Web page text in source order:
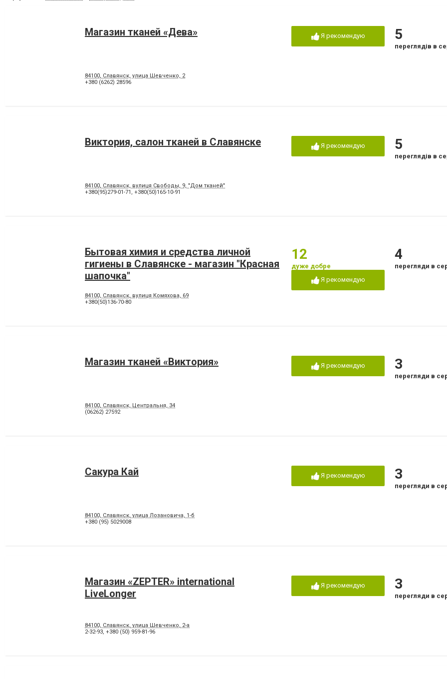
Магазин тканей «Дева»
84100, Славянск, улица Шевченко, 2
+380 (6262) 28596
Я рекомендую 5
переглядів в
Виктория, салон тканей в Славянске
84100, Славянск, вулиця Свободы, 9, "Дом тканей"
+380(95)279-01-71 , +380(50)165-10-91
Я рекомендую 5
переглядів в
Бытовая химия и средства личной
гигиены в Славянске - магазин "Красная
шапочка"
84100, Славянск, вулиця Комяхова, 69
+380(50)136-70-80
12
дуже добре
Я рекомендую
4
перегляди в
Магазин тканей «Виктория»
84100, Славянск, Центральня, 34
(06262) 27592
Я рекомендую 3
перегляди в
Сакура Кай
84100, Славянск, улица Лозановича, 1-б
+380 (95) 5029008
Я рекомендую 3
перегляди в
Магазин «ZEPTER» international
LiveLonger
84100, Славянск, улица Шевченко, 2-а
2-32-93, +380 (50) 959-81-96
Я рекомендую 3
перегляди в